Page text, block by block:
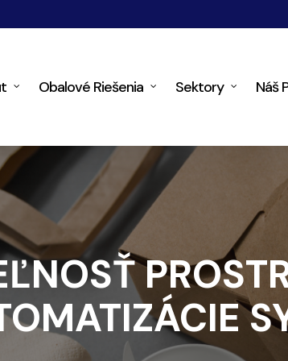
Obalové Riešenia Sektory Náš